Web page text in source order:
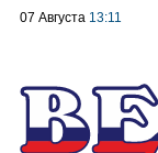
07 Августа 13:11